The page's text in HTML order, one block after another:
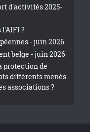
d'activités 2025-
l'AIFI ?
- juin 2026
belge - juin 2026
protection de
différents menés
associations ?